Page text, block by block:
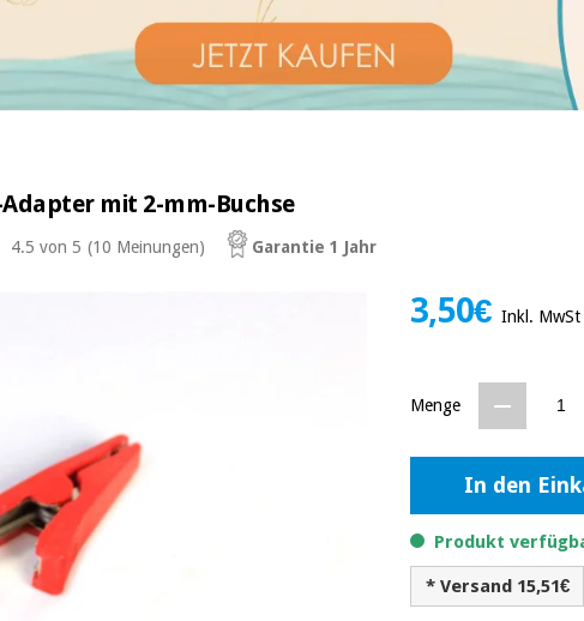
mit 2-mm-Buchse
4.5 von 5 (10 Meinungen) Garantie 1 Jahr
3,50€Inkl. MwSt
Menge
In den
Produkt
* Versand 15,51€